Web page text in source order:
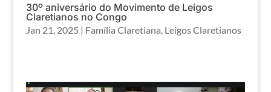
30º aniversário do Movimento de Leigos
Claretianos no Congo
Jan 21, 2025 | Família Claretiana Leigos Claretianos